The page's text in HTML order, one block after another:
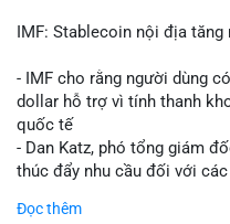
luận về Clearity Act.
💡 NHẬN ĐỊNH & KHUYẾN
cực do sợ hãi, nhưng xu
có thể tạo cơ hội mua sớm.
chính sách crypto Mỹ.
IMF: Stablecoin nội địa
- IMF cho rằng người dùng
dollar hỗ trợ vì tính thanh
quốc tế
- Dan Katz, phó tổng giám
thúc đẩy nhu cầu đối với
triển stablecoin nội địa
Đọc thêm